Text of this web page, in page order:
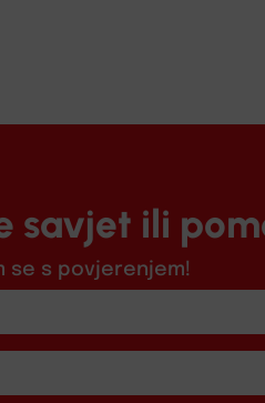
savjet ili
se s povjerenjem!